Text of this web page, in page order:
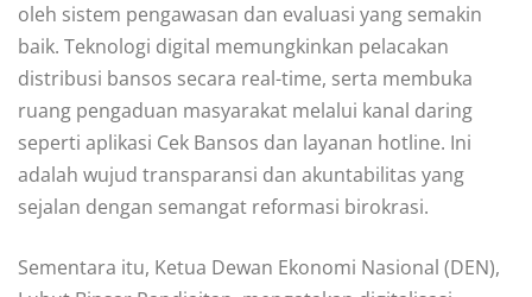
oleh sistem pengawasan dan evaluasi yang semakin
baik. Teknologi digital memungkinkan pelacakan
distribusi bansos secara real-time, serta membuka
ruang pengaduan masyarakat melalui kanal daring
seperti aplikasi Cek Bansos dan layanan hotline. Ini
adalah wujud transparansi dan akuntabilitas yang
sejalan dengan semangat reformasi birokrasi.
Sementara itu, Ketua Dewan Ekonomi Nasional (DEN),